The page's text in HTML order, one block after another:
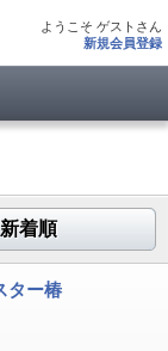
ようこそ ゲストさん
新規会員登録
新着順
ター椿